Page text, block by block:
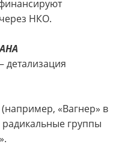
НКО.
«Вагнер» в
группы